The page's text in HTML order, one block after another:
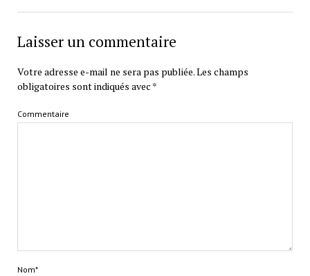
Laisser un commentaire
Votre adresse e-mail ne sera pas publiée.Les champs
obligatoires sont indiqués avec *
Commentaire
Nom*